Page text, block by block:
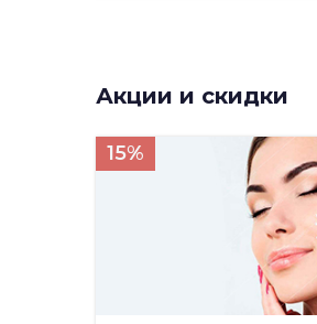
Акции и скидки
15%